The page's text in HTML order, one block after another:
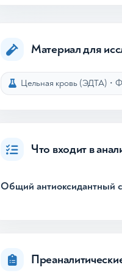
Материал для
Цельная кровь (ЭДТА) •
Что входит в
Общий антиоксидантный